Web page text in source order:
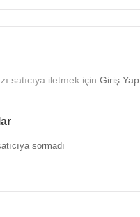
satıcıya iletmek içinGiriş Yap
sormadı